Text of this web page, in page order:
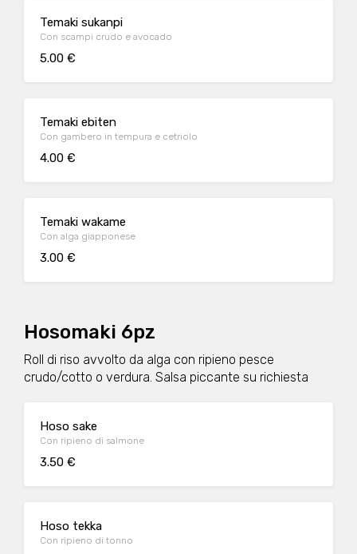
Temaki sukanpi
Con scampi crudo e avocado
5.00 €
Temaki ebiten
Con gambero in tempura e cetriolo
4.00 €
Temaki wakame
Con alga giapponese
3.00 €
Hosomaki 6pz
Roll di riso avvolto da alga con ripieno pesce
crudo/cotto o verdura. Salsa piccante su richiesta
Hoso sake
Con ripieno di salmone
3.50 €
Hoso tekka
Con ripieno di tonno